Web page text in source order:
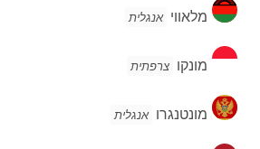
מלאווי
מלאווי אנגלית
מונקו
מונקו צרפתית
מונטנגרו
מונטנגרו אנגלית